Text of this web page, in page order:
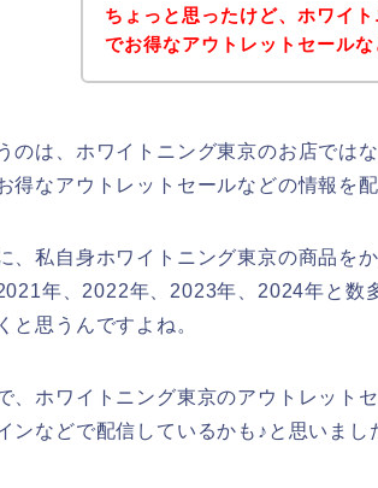
ちょっと思ったけど、ホワイ
でお得なアウトレットセール
のは、ホワイトニング東京のお店では
得なアウトレットセールなどの情報を
、私自身ホワイトニング東京の商品を
年、2022年、2023年、2024年と数
と思うんですよね。
、ホワイトニング東京のアウトレット
ンなどで配信しているかも♪と思いまし